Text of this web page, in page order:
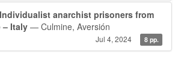
anarchist prisoners from
– Italy — Culmine, Aversión
Jul 4, 2024 8 pp.